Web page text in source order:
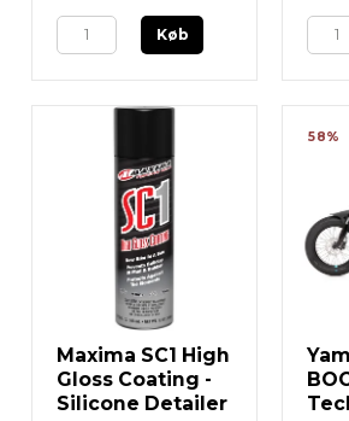
Køb
Maxima SC1 High
Gloss Coating -
Silicone Detailer
58%